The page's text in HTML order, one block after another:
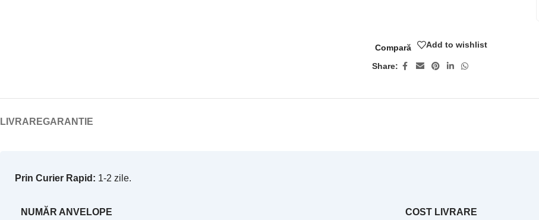
Compară Add to wishlist
Share:
LIVRAREGARANTIE
Prin Curier Rapid: 1-2 zile.
NUMĂR ANVELOPE COST LIVRARE